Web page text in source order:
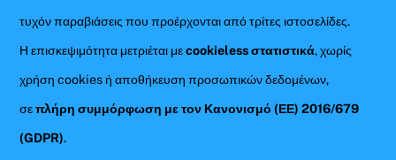
τυχόν παραβιάσεις που προέρχονται από τρίτες ιστοσελίδες.
Η επισκεψιμότητα μετριέται μεcookieless στατιστικά, χωρίς
χρήση cookies ή αποθήκευση προσωπικών δεδομένων,
σεπλήρη συμμόρφωση με τον Κανονισμό (ΕΕ) 2016/679
(GDPR).